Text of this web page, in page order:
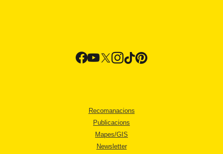
Recomanacions
Publicacions
Mapes/GIS
Newsletter